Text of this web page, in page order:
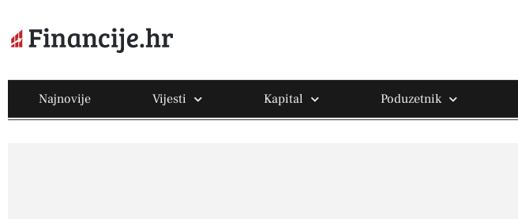
Najnovije Vijesti Kapital Poduzetnik